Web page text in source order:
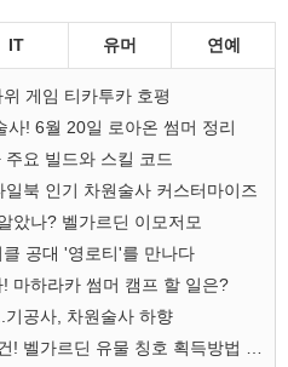
IT 유머 연예
게임 티카투카 호평
사! 6월 20일 로아온 썸머 정리
요 빌드와 스킬 코드
북 인기 차원술사 커스터마이즈
았나? 벨가르딘 이모저모
공대 '영로티'를 만나다
마하라카 썸머 캠프 할 일은?
공사, 차원술사 하향